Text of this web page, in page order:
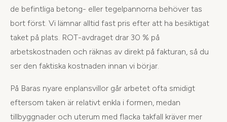
de befintliga betong- eller tegelpannorna behöver tas
bort först. Vi lämnar alltid fast pris efter att ha besiktigat
taket på plats. ROT-avdraget drar 30 % på
arbetskostnaden och räknas av direkt på fakturan, så du
ser den faktiska kostnaden innan vi börjar.
På Baras nyare enplansvillor går arbetet ofta smidigt
eftersom taken är relativt enkla i formen, medan
tillbyggnader och uterum med flacka takfall kräver mer